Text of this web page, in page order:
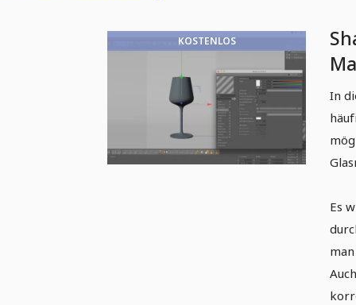
KOSTENLOS
In
Es